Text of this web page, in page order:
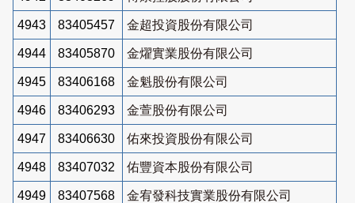
4943 83405457 金超投資股份有限公司
4944 83405870 金燿實業股份有限公司
4945 83406168 金魁股份有限公司
4946 83406293 金萱股份有限公司
4947 83406630 佑來投資股份有限公司
4948 83407032 佑豐資本股份有限公司
4949 83407568 金宥發科技實業股份有限公司